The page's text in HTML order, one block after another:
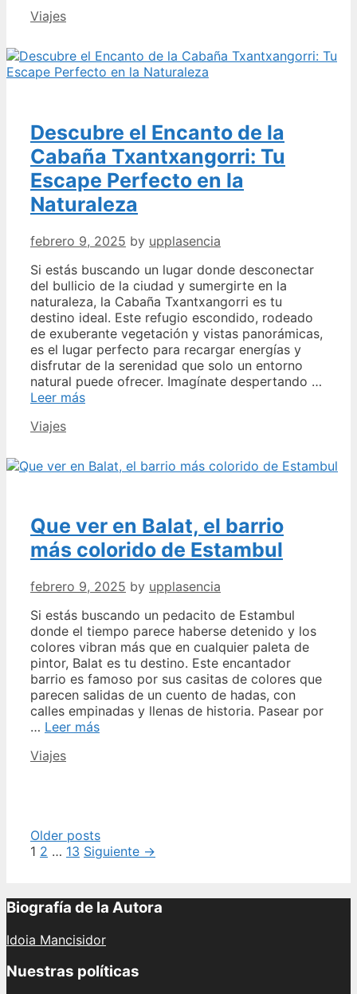
mejor
parking
Categories
Viajes
Descubre el Encanto de la
Cabaña Txantxangorri: Tu
Escape Perfecto en la
Naturaleza
febrero 9, 2025 by upplasencia
Si estás buscando un lugar donde desconectar
del bullicio de la ciudad y sumergirte en la
naturaleza, la Cabaña Txantxangorri es tu
destino ideal. Este refugio escondido, rodeado
de exuberante vegetación y vistas panorámicas,
es el lugar perfecto para recargar energías y
disfrutar de la serenidad que solo un entorno
natural puede ofrecer. Imagínate despertando …
Leer másDescubre
la
Cabaña
Escape
Perfecto
en
Naturaleza
Categories
Viajes
Que ver en Balat, el barrio
más colorido de Estambul
febrero 9, 2025 by upplasencia
Si estás buscando un pedacito de Estambul
donde el tiempo parece haberse detenido y los
colores vibran más que en cualquier paleta de
pintor, Balat es tu destino. Este encantador
barrio es famoso por sus casitas de colores que
parecen salidas de un cuento de hadas, con
calles empinadas y llenas de historia. Pasear por
… Leer másQue
colorido
de
Categories
Viajes
Post
navigation
Older posts
1 2 … 13 Siguiente →
Biografía de la Autora
Idoia Mancisidor
Nuestras políticas